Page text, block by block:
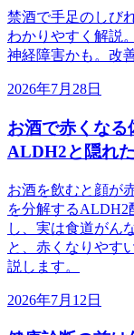
禁酒で手足のしび
わかりやすく解説
神経障害かも。改
2026年7月28日
お酒で赤くなる
ALDH2と隠れ
お酒を飲むと顔が
を分解するALDH2
し、実は食道がん
と、赤くなりやす
説します。
2026年7月12日